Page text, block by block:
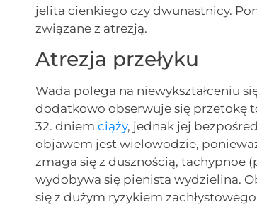
jelita cienkiego czy dwunastnicy.
związane z atrezją.
Atrezja przełyku
Wada polega na niewykształceniu
dodatkowo obserwuje się przetokę
32. dniemciąży, jednak jej
objawem jest wielowodzie,
zmaga się z dusznością, tachypnoe
wydobywa się pienista wydzielina.
się z dużym ryzykiem